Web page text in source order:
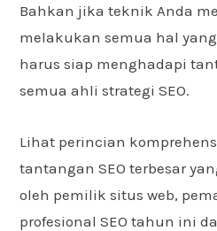
Bahkan jika teknik Anda
melakukan semua hal
harus siap menghadapi
semua ahli strategi SEO.
Lihat perincian
tantangan SEO terbesar
oleh pemilik situs web,
profesional SEO tahun ini